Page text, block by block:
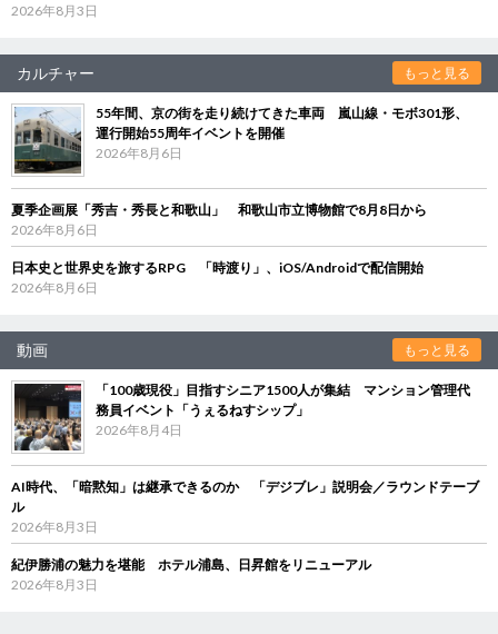
2026年8月3日
カルチャー もっと見る
55年間、京の街を走り続けてきた車両 嵐山線・モボ301形、
運行開始55周年イベントを開催
2026年8月6日
夏季企画展「秀吉・秀長と和歌山」 和歌山市立博物館で8月8日から
2026年8月6日
日本史と世界史を旅するRPG 「時渡り」、iOS/Androidで配信開始
2026年8月6日
動画 もっと見る
「100歳現役」目指すシニア1500人が集結 マンション管理代
務員イベント「うぇるねすシップ」
2026年8月4日
AI時代、「暗黙知」は継承できるのか 「デジブレ」説明会／ラウンドテーブ
ル
2026年8月3日
紀伊勝浦の魅力を堪能 ホテル浦島、日昇館をリニューアル
2026年8月3日